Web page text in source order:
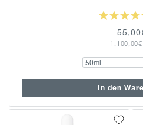
Preis
1.100,00€
In den